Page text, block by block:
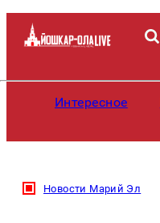
Интересное
Новости Марий Эл